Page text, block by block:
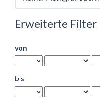
nach
Erweiterte Filter
von
bis